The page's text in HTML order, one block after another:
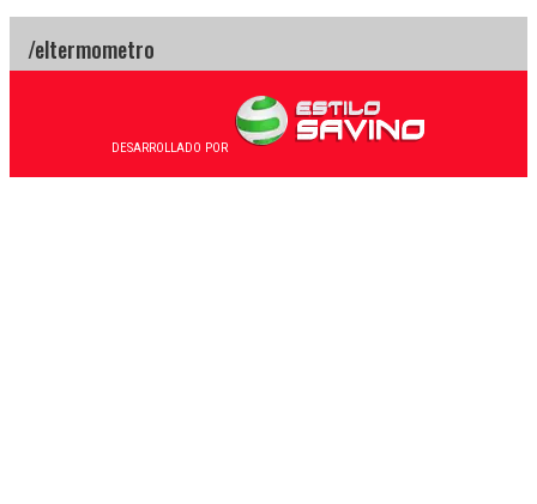
DESARROLLADO POR